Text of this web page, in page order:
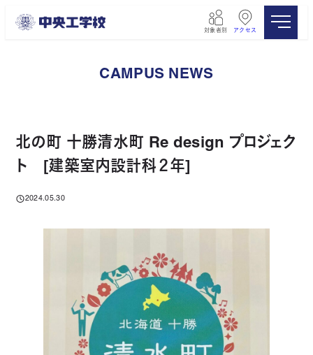
対象者別 アクセス
CAMPUS NEWS
北の町 十勝清水町 Re design プロジェク
ト [建築室内設計科２年]
投稿日
2024.05.30